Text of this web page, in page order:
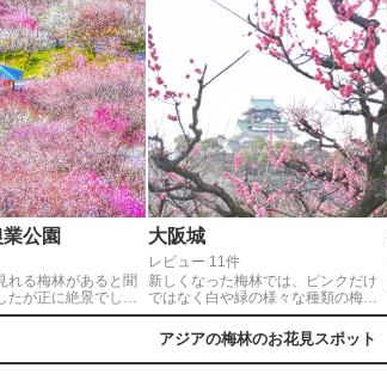
公園
れる梅林があると聞
たが正に絶景でし
の眺めも梅林の中に
スメですね。見頃は
大阪城
レビュー 11件
新しくなった梅林では、ピンクだけ
ではなく白や緑の様々な種類の梅を
見ることができます。また、梅越し
に見えるエメラルドグリーンの大阪
城とのコントラストが印象的です。
アジアの梅林のお花見スポット